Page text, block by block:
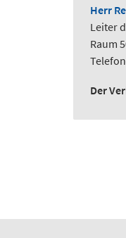
Herr
Leiter
Raum
Der